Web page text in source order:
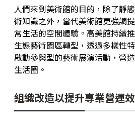
人們來到美術館的目的，除了靜
術知識之外，當代美術館更強調
常生活的空間體驗。高美館持續
生態藝術園區轉型，透過多樣性
啟動參與型的藝術展演活動，營
生活圈。
組織改造以提升專業營運